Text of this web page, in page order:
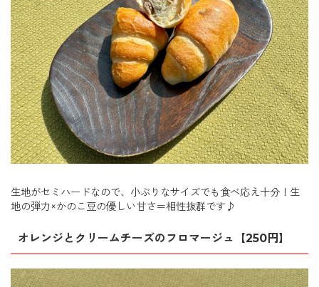
生地がセミハードなので、小ぶりなサイズでも食べ応え十分！生
地の弾力×かのこ豆の優しい甘さ＝相性抜群です♪
オレンジとクリームチーズのフロマージュ【250円】